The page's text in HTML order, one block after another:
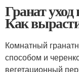
Гранат
Как
Комнатный
способом и
вегетационный